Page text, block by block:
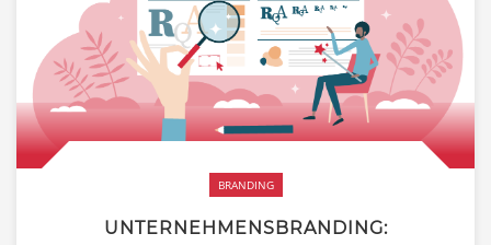
BRANDING
UNTERNEHMENSBRANDING: